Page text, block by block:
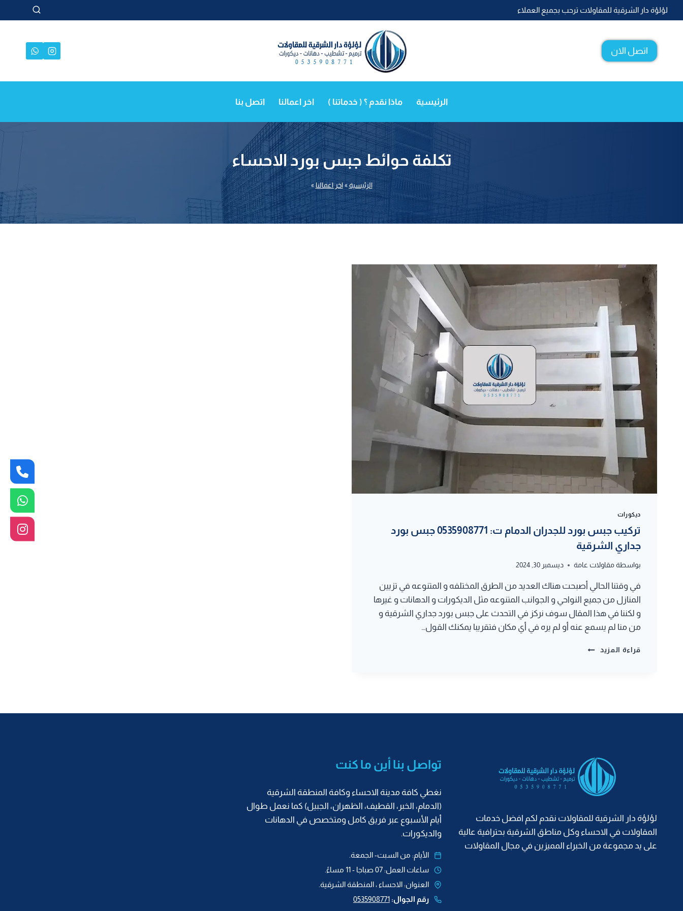
التجاوز
إلى
لؤلؤة دار الشرقية للمقاولات ترحب بجميع العملاء
اتصل الان
الرئيسية ماذا نقدم ؟ ( خدماتنا ) اخر اعمالنا اتصل بنا
تكلفة حوائط جبس بورد الاحساء
الرئيسية»اخر اعمالنا»
ديكورات
تركيب جبس بورد للجدران الدمام ت: 0535908771 جبس بورد
جداري الشرقية
بواسطة مقاولات عامة ديسمبر 30, 2024
في وقتنا الحالي أصبحت هناك العديد من الطرق المختلفه و المتنوعه في تزيين
المنازل من جميع النواحي و الجوانب المتنوعه مثل الديكورات و الدهانات و غيرها
و لكننا في هذا المقال سوف نركز في التحدث على جبس بورد جداري الشرقية و
من منا لم يسمع عنه أو لم يره في أي مكان فتقريبا يمكنك القول…
قراءة المزيد
تركيب
0535908771
لؤلؤة دار الشرقية للمقاولات نقدم لكم افضل خدمات
المقاولات في الاحساء وكل مناطق الشرقية بحترافية عالية
على يد مجموعة من الخبراء المميزين في مجال المقاولات
تواصل بنا أين ما كنت
نغطي كافة مدينة الاحساء وكافة المنطقة الشرقية
(الدمام، الخبر، القطيف، الظهران، الجبيل) كما نعمل طوال
أيام الأسبوع عبر فريق كامل ومتخصص في الدهانات
والديكورات.
الأيام: من السبت- الجمعة.
ساعات العمل: 07 صباجا - 11 مساءً.
العنوان: الاحساء ، المنطقة الشرقية.
رقم الجوال: 0535908771